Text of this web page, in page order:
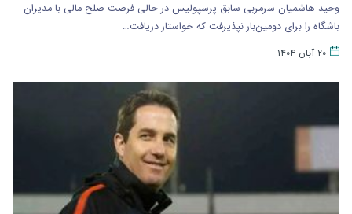
وحید هاشمیان سرمربی سابق پرسپولیس در حالی فرصت صلح مالی با مدیران
باشگاه را برای دومین‌بار نپذیرفت که خواستار دریافت…
۲۰ آبان ۱۴۰۴